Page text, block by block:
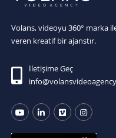
Volans, videoyu 360° marka
veren kreatif bir ajanstır.
İletişime Geç